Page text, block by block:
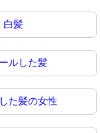
白髪
ルした髪
た髪の女性